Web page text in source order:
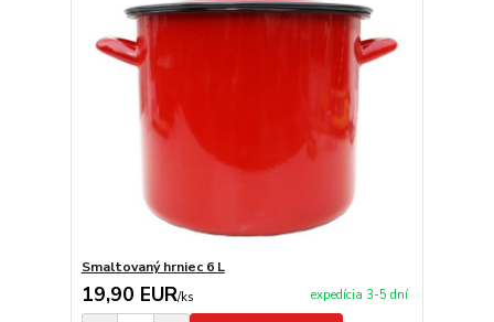
Smaltovaný hrniec 6 L
19,90 EUR/ks expedícia 3-5 dní